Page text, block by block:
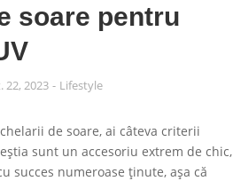
soare pentru
22, 2023 Lifestyle
de soare, ai câteva criterii
sunt un accesoriu extrem de chic,
succes numeroase ținute, așa că